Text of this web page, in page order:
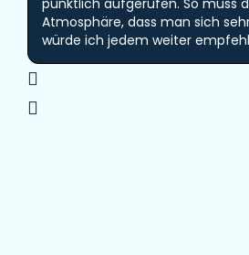
Atmosphäre, dass man sich
würde ich jedem weiter